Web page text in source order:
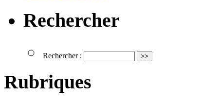
Rechercher
Rechercher :
Rubriques